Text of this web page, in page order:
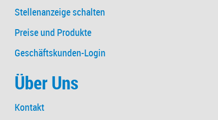
Stellenanzeige schalten
Preise und Produkte
Geschäftskunden-Login
Über Uns
Kontakt